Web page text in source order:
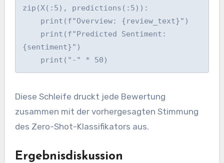
zip(X(:5), predictions(:5)):
{sentiment}")
    print("-" * 50)
Diese Schleife druckt jede Bewertung
zusammen mit der vorhergesagten Stimmung
des Zero-Shot-Klassifikators aus.
Ergebnisdiskussion